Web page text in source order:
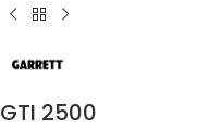
GTI 2500